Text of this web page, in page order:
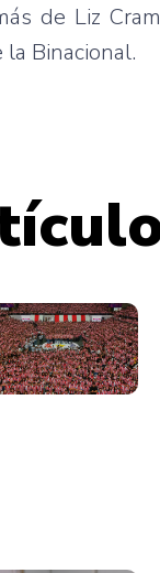
de Liz
Binacional.